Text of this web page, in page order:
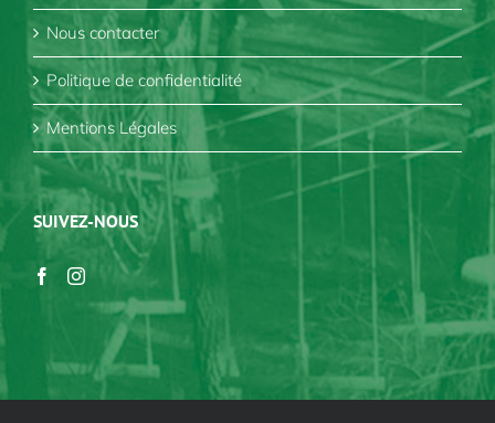
Nous contacter
Politique de confidentialité
Mentions Légales
SUIVEZ-NOUS